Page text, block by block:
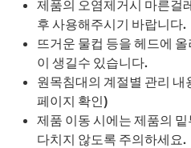
제품의 오염제거시 마른걸
후 사용해주시기 바랍니다.
뜨거운 물컵 등을 헤드에
이 생길수 있습니다.
원목침대의 계절별 관리
페이지 확인)
제품 이동 시에는 제품의
다치지 않도록 주의하세요.